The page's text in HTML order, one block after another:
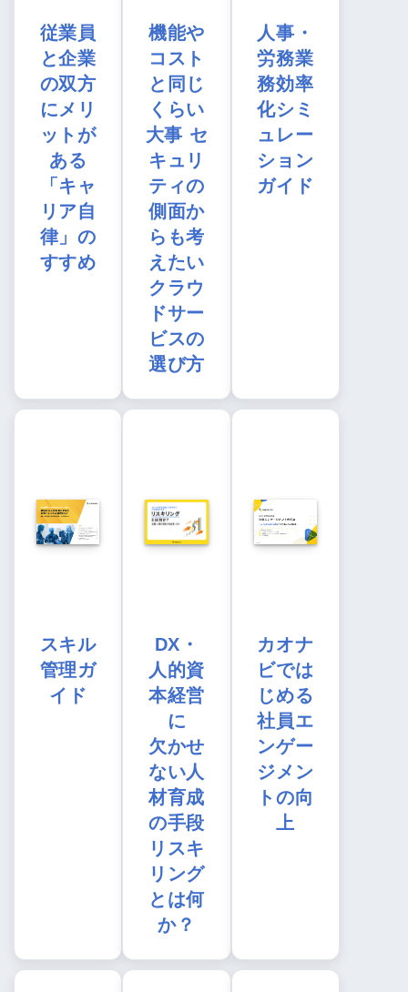
従業員
と企業
の双方
にメリ
ットが
ある
「キャ
リア自
律」の
すすめ
機能や
コスト
と同じ
くらい
大事 セ
キュリ
ティの
側面か
らも考
えたい
クラウ
ドサー
ビスの
選び方
人事・
労務業
務効率
化シミ
ュレー
ション
ガイド
スキル
管理ガ
イド
DX・
人的資
本経営
に
欠かせ
ない人
材育成
の手段
リスキ
リング
とは何
か？
カオナ
ビでは
じめる
社員エ
ンゲー
ジメン
トの向
上